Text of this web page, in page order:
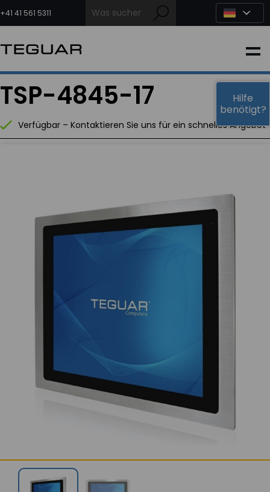
Inhalt
springen
+41 41 561 5311
INDUSTRIE
EDGE-KI
MEDIZIN
DIENSTLEISTUNGEN & SUPPORT
TSP-4845-17
Verfügbar – Kontaktieren Sie uns für ein schnelles Angebot
Hilfe
benötigt?